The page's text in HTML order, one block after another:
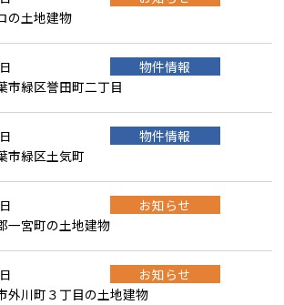
土地建物
物件情報
市緑区誉田町二丁目
物件情報
市緑区土気町
お知らせ
宮町の土地建物
お知らせ
川町３丁目の土地建物